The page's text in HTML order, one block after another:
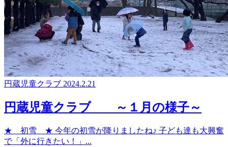
円蔵児童クラブ 2024.2.21
円蔵児童クラブ ～１月の様子～
★ 初雪 ★ 今年の初雪が降りましたね♪ 子ども達も大興奮
で「外に行きたい！」...